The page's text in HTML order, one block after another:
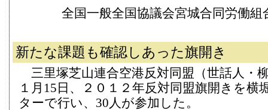
全国一般全国協議会宮城合同労働
新たな課題も確認しあった旗開き
三里塚芝山連合空港反対同盟（世話人・
１月15日、２０１２年反対同盟旗開きを横
ターで行い、30人が参加した。